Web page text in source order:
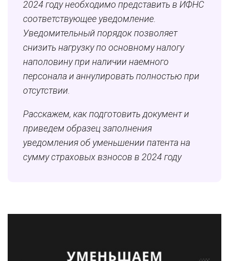
2024 году необходимо представить в ИФНС
соответствующее уведомление.
Уведомительный порядок позволяет
снизить нагрузку по основному налогу
наполовину при наличии наемного
персонала и аннулировать полностью при
отсутствии.
Расскажем, как подготовить документ и
приведем образец заполнения
уведомления об уменьшении патента на
сумму страховых взносов в 2024 году